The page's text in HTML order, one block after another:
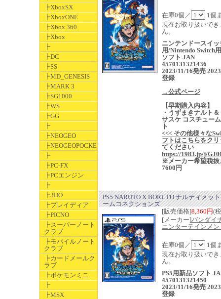
┣XboxSX
┣XboxONE
┣Xbox 360
┣Xbox
┣
┣DC
┣SS
┣MD_GENESIS
┣MARK 3
┣SG1000
┣WS
┣GG
┣
┣NEOGEO
┣NEOGEOPOCKET
┣
┣PC-FX
┣PCエンジン
┣
┣3DO
┣プレイディア
┣PICNO
┣スーパーノート
クラブ
┣モバイルノート
クラブ
┣カードメールク
ラブ
┣ポケモンミニ
┣
┣MSX
在庫0個／
1個
現在お取り扱いでき
ん。
ニンテンドースイッ
用/Nintendo Switch
ソフト JAN
4570131321436
2023/11/16発売
登録
→公式ページ
【早期購入内容】
・うずまきナルト
サスケ コスチュー
ト
<<< その他様々な
フトはこちらをク
てください
https://1983.jp/j/
※メーカー希望税抜
7600円
PS5 NARUTO X BORUTO ナルティメッ
ームコネクションズ
[販売価格]8,360円(
[メーカー]バンダイ
エンターテインメン
在庫0個／
1個
現在お取り扱いでき
ん。
PS5用新品ソフト
4570131321450
2023/11/16発売
登録